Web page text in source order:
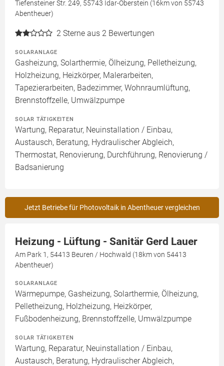
Tiefensteiner Str. 249, 55743 Idar-Oberstein (16km von 55743
Abentheuer)
2 Sterne aus 2 Bewertungen
SOLARANLAGE
Gasheizung, Solarthermie, Ölheizung, Pelletheizung,
Holzheizung, Heizkörper, Malerarbeiten,
Tapezierarbeiten, Badezimmer, Wohnraumlüftung,
Brennstoffzelle, Umwälzpumpe
SOLAR TÄTIGKEITEN
Wartung, Reparatur, Neuinstallation / Einbau,
Austausch, Beratung, Hydraulischer Abgleich,
Thermostat, Renovierung, Durchführung, Renovierung /
Badsanierung
Jetzt Betriebe für Photovoltaik in Abentheuer vergleichen
Heizung - Lüftung - Sanitär Gerd Lauer
Am Park 1, 54413 Beuren / Hochwald (18km von 54413
Abentheuer)
SOLARANLAGE
Wärmepumpe, Gasheizung, Solarthermie, Ölheizung,
Pelletheizung, Holzheizung, Heizkörper,
Fußbodenheizung, Brennstoffzelle, Umwälzpumpe
SOLAR TÄTIGKEITEN
Wartung, Reparatur, Neuinstallation / Einbau,
Austausch, Beratung, Hydraulischer Abgleich,